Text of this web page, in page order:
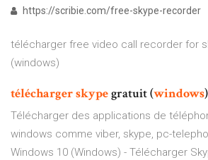
https://scribie.com/free-skype-recorder
télécharger free video call recorder for
(windows)
téléchargerskypegratuit (windows)
Télécharger des applications de
windows comme viber, skype, pc-
Windows 10 (Windows) - Télécharger